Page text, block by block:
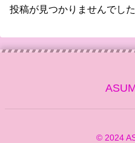
投稿が見つかりませんでした
© 2024